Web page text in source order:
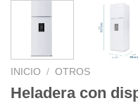
INICIO / OTROS
Heladera con